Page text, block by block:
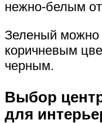
нежно-белым
Зеленый можно
коричневым
черным.
Выбор
для